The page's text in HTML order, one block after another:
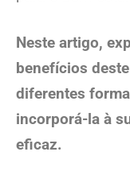
Neste artigo,
benefícios
diferentes
incorporá-la à
eficaz.